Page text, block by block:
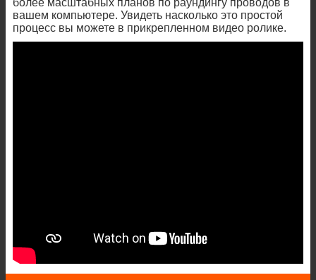
более масштабных планов по раундингу проводов в
вашем компьютере. Увидеть насколько это простой
процесс вы можете в прикрепленном видео ролике.